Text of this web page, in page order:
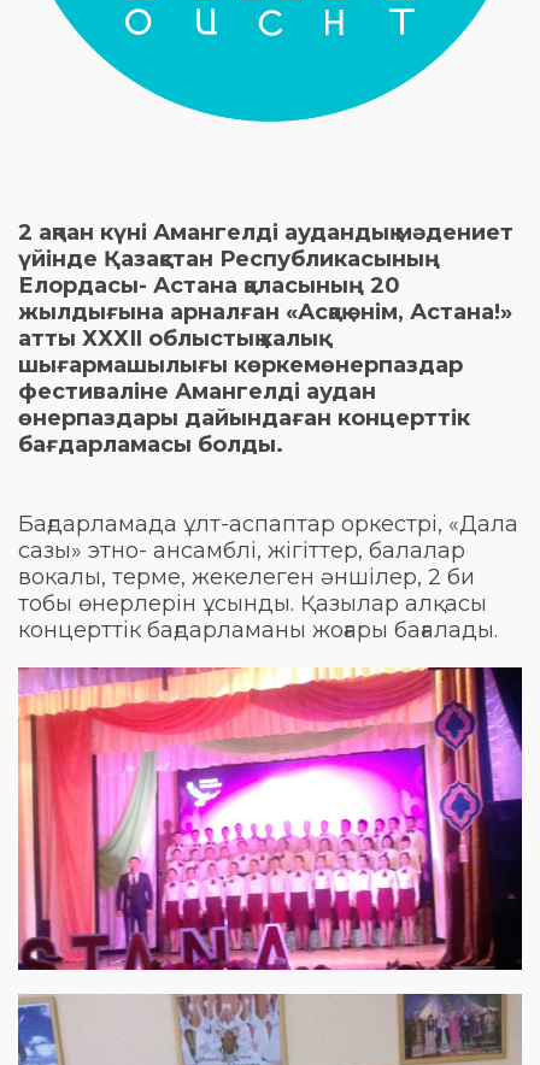
2 ақпан күні Амангелді аудандық мәдениет
үйінде Қазақстан Республикасының
Елордасы- Астана қаласының 20
жылдығына арналған «Асқақ әнім, Астана!»
атты ХХХІI облыстық халық
шығармашылығы көркемөнерпаздар
фестиваліне Амангелді аудан
өнерпаздары дайындаған концерттік
бағдарламасы болды.
Бағдарламада ұлт-аспаптар оркестрі, «Дала
сазы» этно- ансамблі, жігіттер, балалар
вокалы, терме, жекелеген әншілер, 2 би
тобы өнерлерін ұсынды. Қазылар алқасы
концерттік бағдарламаны жоғары бағалады.